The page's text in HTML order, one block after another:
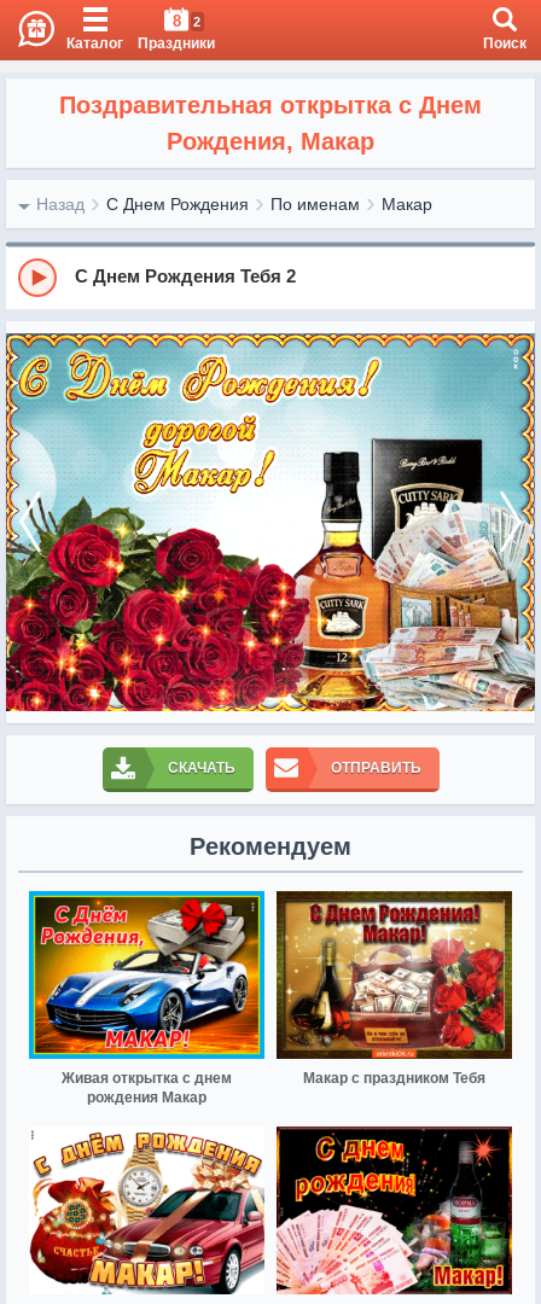
Каталог
8 2
Праздники Поиск
Поздравительная открытка с Днем
Рождения, Макар
Назад С Днем Рождения По именам Макар
С Днем Рождения Тебя 2
СКАЧАТЬ ОТПРАВИТЬ
Рекомендуем
Живая открытка с днем
рождения Макар
Макар с праздником Тебя